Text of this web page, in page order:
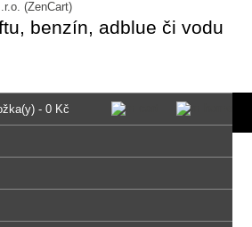
benzín, adblue či vodu
- 0 Kč